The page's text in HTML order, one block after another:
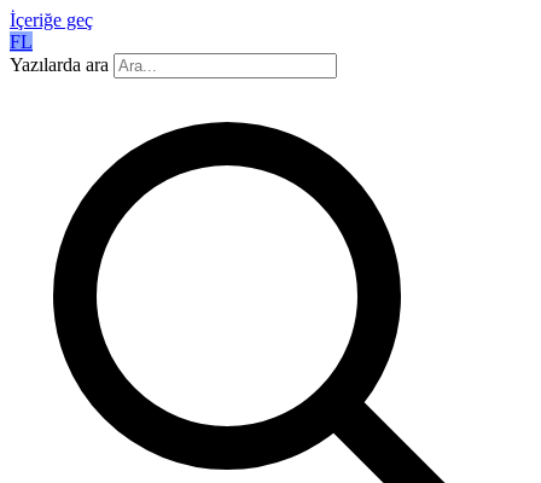
İçeriğe geç
FL
Yazılarda ara